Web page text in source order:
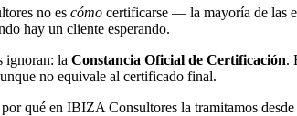
no es cómo certificarse — la mayoría de las
hay un cliente esperando.
ignoran: la Constancia Oficial de Certificación.
no equivale al certificado final.
qué en IBIZA Consultores la tramitamos